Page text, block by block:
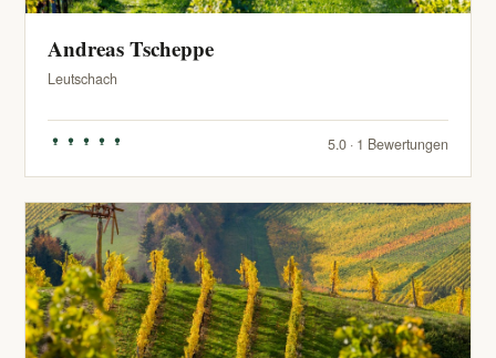
Andreas Tscheppe
Leutschach
5.0 · 1 Bewertungen